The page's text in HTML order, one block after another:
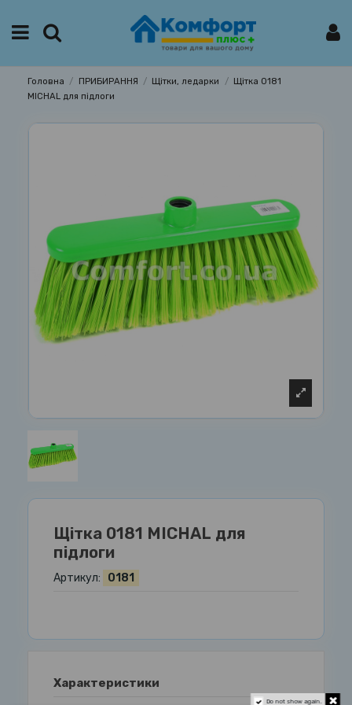
Головна ПРИБИРАННЯ Щітки, ледарки
Щітка 0181
MICHAL для підлоги
Щітка 0181 MICHAL для
підлоги
Артикул: 0181
Характеристики
Do not show again.